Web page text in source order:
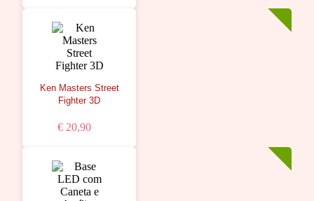
Ken Masters Street
Fighter 3D
€ 20,90